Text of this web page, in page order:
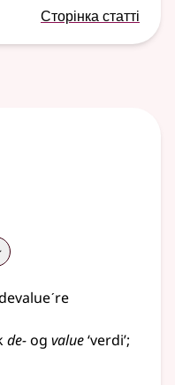
Сторінка статті
de-og value‘verdi’;